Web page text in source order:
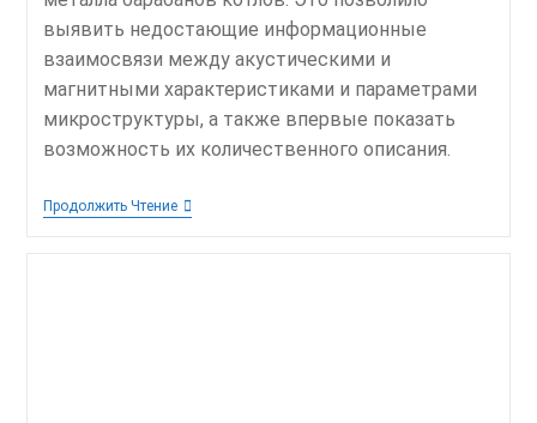
выявить недостающие информационные
взаимосвязи между акустическими и
магнитными характеристиками и параметрами
микроструктуры, а также впервые показать
возможность их количественного описания.
Продолжить ЧтениеФункциональная